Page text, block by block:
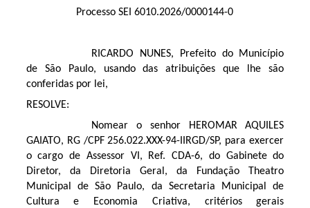
Processo SEI 6010.2026/0000144-0
RICARDO NUNES, Prefeito do Município
de São Paulo, usando das atribuições que lhe são
conferidas por lei,
RESOLVE:
Nomear o senhor HEROMAR AQUILES
GAIATO, RG /CPF 256.022.XXX-94-IIRGD/SP, para exercer
o cargo de Assessor VI, Ref. CDA-6, do Gabinete do
Diretor, da Diretoria Geral, da Fundação Theatro
Municipal de São Paulo, da Secretaria Municipal de
Cultura e Economia Criativa, critérios gerais